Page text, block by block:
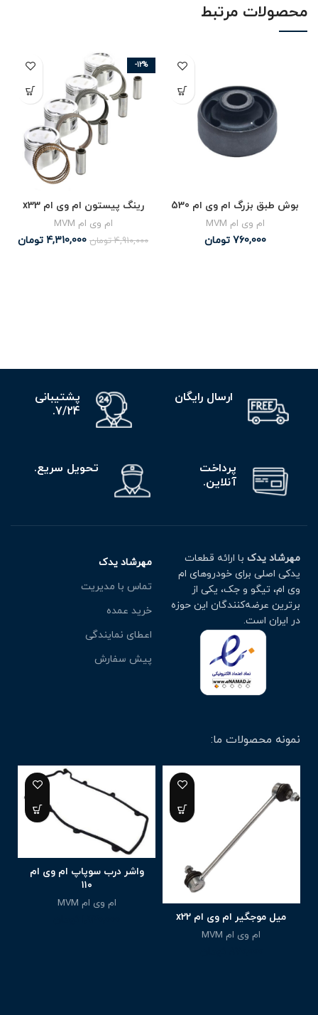
محصولات مرتبط
بوش طبق بزرگ ام وی ام 530
ام وی ام MVM
760,000 تومان
-12%
رینگ پیستون ام وی ام x33
ام وی ام MVM
4,910,000 تومان 4,310,000 تومان
ارسال رایگان
پشتیبانی
7/24.
پرداخت
آنلاین.
تحویل سریع.
مهرشاد یدک با ارائه قطعات
یدکی اصلی برای خودروهای ام
وی ام، تیگو و جک، یکی از
برترین عرضه‌کنندگان این حوزه
در ایران است.
مهرشاد یدک
تماس با مدیریت
خرید عمده
اعطای نمایندگی
پیش سفارش
نمونه محصولات ما:
میل موجگیر ام وی ام x22
ام وی ام MVM
واشر درب سوپاپ ام وی ام
۱۱۰
ام وی ام MVM